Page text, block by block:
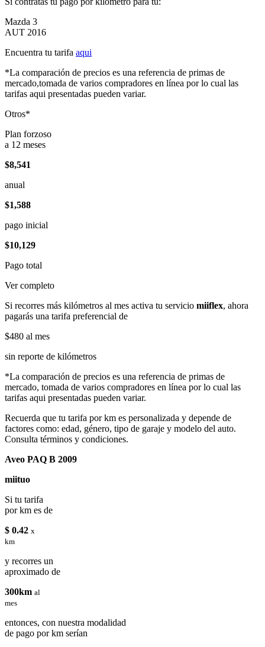
Mazda 3
AUT 2016
Encuentra tu tarifa aqui
*La comparación de precios es una referencia de primas de
mercado,tomada de varios compradores en línea por lo cual las
tarifas aqui presentadas pueden variar.
Otros*
Plan forzoso
a 12 meses
$8,541
anual
$1,588
pago inicial
$10,129
Pago total
Ver completo
Si recorres más kilómetros al mes activa tu servicio miiflex, ahora
pagarás una tarifa preferencial de
$480 al mes
sin reporte de kilómetros
*La comparación de precios es una referencia de primas de
mercado, tomada de varios compradores en línea por lo cual las
tarifas aqui presentadas pueden variar.
Recuerda que tu tarifa por km es personalizada y depende de
factores como: edad, género, tipo de garaje y modelo del auto.
Consulta términos y condiciones.
Aveo PAQ B 2009
miituo
Si tu tarifa
por km es de
$ 0.42 x
km
y recorres un
aproximado de
300km al
mes
entonces, con nuestra modalidad
de pago por km serían